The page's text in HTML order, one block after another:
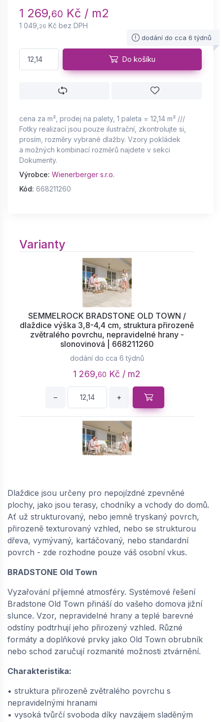
1 269,60 Kč / m2
1 049, 26 Kč bez DPH
dodání do cca 6 týdnů
Do košíku
cena za m², prodej na palety, 1 paleta = 12,14 m² ///
Fotky realizací jsou pouze ilustrační, zkontrolujte si,
prosím, rozměry vybrané dlažby. Vzory pokládek
a možných kombinací rozměrů najdete v sekci
Dokumenty.
Výrobce: Wienerberger s.r.o.
Kód: 668211260
Varianty
SEMMELROCK BRADSTONE OLD TOWN /
dlaždice výška 3,8-4,4 cm, struktura přirozeně
zvětralého povrchu, nepravidelné hrany -
slonovinová | 668211260
dodání do cca 6 týdnů
1 269,60 Kč / m2
− +
dlaždice výška 6,8-7,4 cm, struktura přirozeně
zvětralého povrchu, nepravidelné hrany -
slonovinová | 66827051
dodání do cca 6 týdnů
1 951,12Kč / m2
Dlaždice jsou určeny pro nepojízdné zpevněné
plochy, jako jsou terasy, chodníky a vchody do domů.
Ať už strukturovaný, nebo jemně tryskaný povrch,
přirozeně texturovaný vzhled, nebo se strukturou
dřeva, vymývaný, kartáčovaný, nebo standardní
povrch - zde rozhodne pouze váš osobní vkus.
BRADSTONE Old Town
Vyzařování příjemné atmosféry. Systémové řešení
Bradstone Old Town přináší do vašeho domova jižní
slunce. Vzor, nepravidelné hrany a teplé barevné
odstíny podtrhují jeho přirozený vzhled. Různé
formáty a doplňkové prvky jako Old Town obrubník
nebo schod zaručují rozmanité možnosti ztvárnění.
Charakteristika:
• struktura přirozeně zvětralého povrchu s
nepravidelnými hranami
• vysoká tvůrčí svoboda díky navzájem sladěným